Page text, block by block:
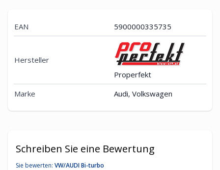
EAN 5900000335735
Hersteller
Properfekt
Marke
Audi, Volkswagen
Schreiben Sie eine Bewertung
Sie bewerten: VW/AUDI Bi-turbo